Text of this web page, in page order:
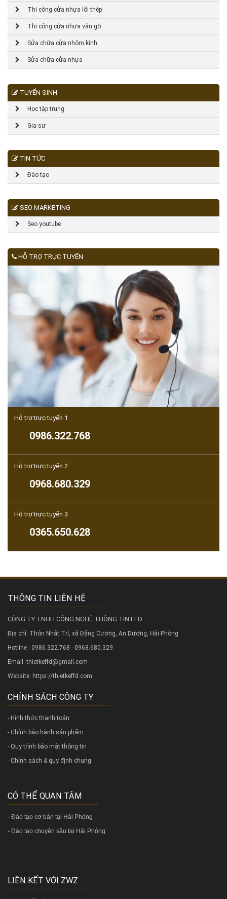
Thi công cửa nhựa lõi thép
Thi công cửa nhựa vân gỗ
Sửa chữa cửa nhôm kính
Sửa chữa cửa nhựa
TUYỂN SINH
Học tập trung
Gia sư
TIN TỨC
Đào tạo
SEO MARKETING
Seo youtube
HỖ TRỢ TRỰC TUYẾN
Hỗ trợ trực tuyến 1
0986.322.768
Hỗ trợ trực tuyến 2
0968.680.329
Hỗ trợ trực tuyến 3
0365.650.628
THÔNG TIN LIÊN HỆ
CÔNG TY TNHH CÔNG NGHỆ THÔNG TIN FFD
Địa chỉ: Thôn Nhất Trí, xã Đặng Cương, An Dương, Hải Phòng
Hotline : 0986.322.768 - 0968.680.329
Email: thietkeffd@gmail.com
Website: https://thietkeffd.com
CHÍNH SÁCH CÔNG TY
- Hình thức thanh toán
- Chính bảo hành sản phẩm
- Quy trình bảo mật thông tin
- Chính sách & quy định chung
CÓ THỂ QUAN TÂM
- Đào tạo cơ bản tại Hải Phòng
- Đào tạo chuyên sâu tại Hải Phòng
LIÊN KẾT VỚI ZWZ